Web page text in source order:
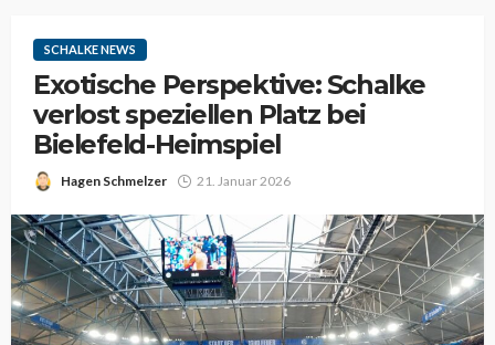
SCHALKE NEWS
Exotische Perspektive: Schalke
verlost speziellen Platz bei
Bielefeld-Heimspiel
Hagen Schmelzer 21. Januar 2026